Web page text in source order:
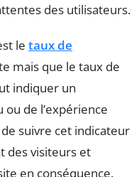
des utilisateurs.
le taux de
mais que le taux de
indiquer un
de l’expérience
suivre cet indicateur
des visiteurs et
en conséquence.